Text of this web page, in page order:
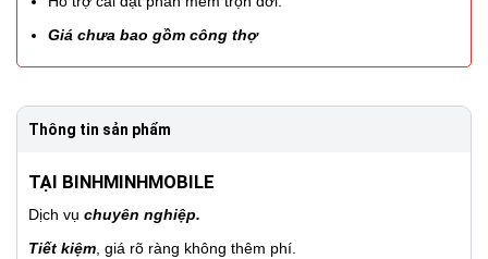
Giá chưa bao gồm công thợ
Thông tin sản phẩm
TẠI BINHMINHMOBILE
Dịch vụ chuyên nghiệp.
Tiết kiệm , giá rõ ràng không thêm phí.